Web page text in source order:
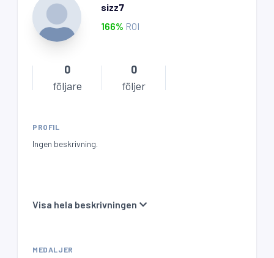
sizz7
166% ROI
0
följare
0
följer
PROFIL
Ingen beskrivning.
Visa hela beskrivningen
MEDALJER